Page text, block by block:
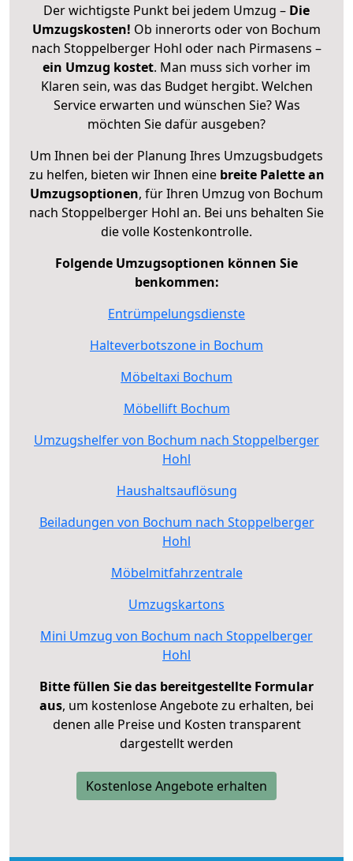
Der wichtigste Punkt bei jedem Umzug – Die
Umzugskosten! Ob innerorts oder von Bochum
nach Stoppelberger Hohl oder nach Pirmasens –
ein Umzug kostet. Man muss sich vorher im
Klaren sein, was das Budget hergibt. Welchen
Service erwarten und wünschen Sie? Was
möchten Sie dafür ausgeben?
Um Ihnen bei der Planung Ihres Umzugsbudgets
zu helfen, bieten wir Ihnen eine breite Palette an
Umzugsoptionen, für Ihren Umzug von Bochum
nach Stoppelberger Hohl an. Bei uns behalten Sie
die volle Kostenkontrolle.
Folgende Umzugsoptionen können Sie
benkommen:
Entrümpelungsdienste
Halteverbotszone in Bochum
Möbeltaxi Bochum
Möbellift Bochum
Umzugshelfer von Bochum nach Stoppelberger
Hohl
Haushaltsauflösung
Beiladungen von Bochum nach Stoppelberger
Hohl
Möbelmitfahrzentrale
Umzugskartons
Mini Umzug von Bochum nach Stoppelberger
Hohl
Bitte füllen Sie das bereitgestellte Formular
aus, um kostenlose Angebote zu erhalten, bei
denen alle Preise und Kosten transparent
dargestellt werden
Kostenlose Angebote erhalten